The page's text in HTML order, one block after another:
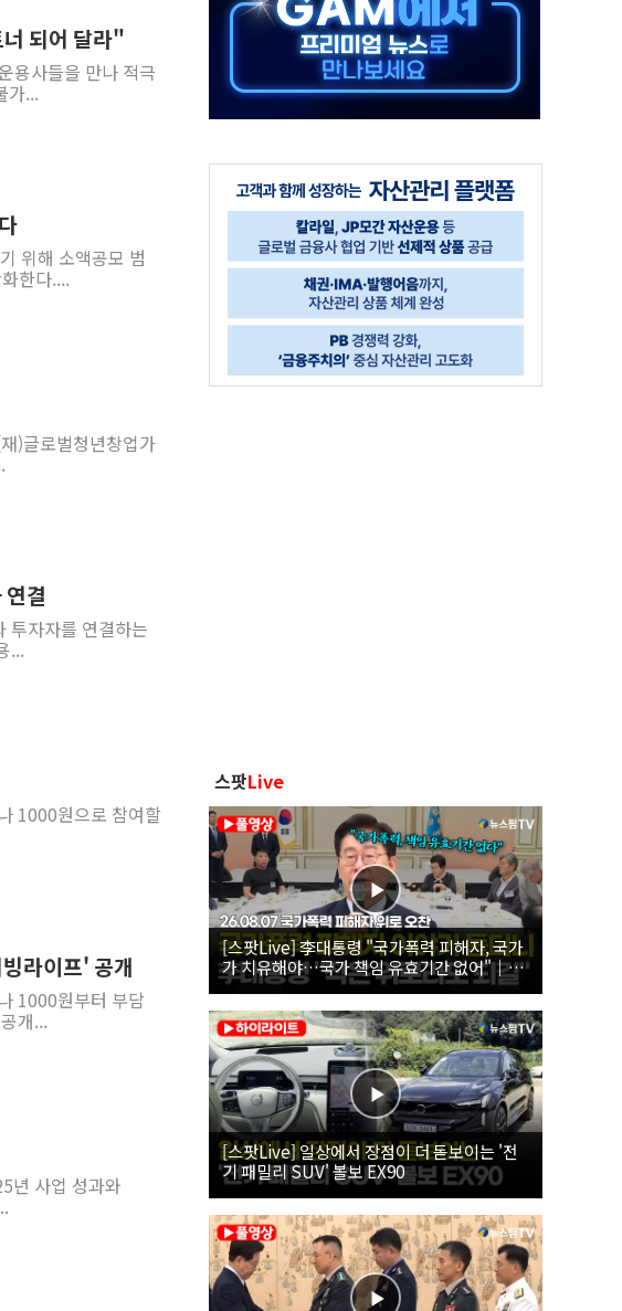
상승에 소폭 하락...금융주 낙폭 커
글 역풍에 "정부정책 아냐" 해명
...경북동해안권 8~9일 최대 100mm 호우
되어 달라"
용사들을 만나 적극
가...
위해 소액공모 범
한다....
)글로벌청년창업가
결
투자자를 연결하는
...
1000원으로 참여할
라이프' 공개
1000원부터 부담
개...
년 사업 성과와
스팟Live
[스팟Live] 李대통령 "국가폭력 피해자, 국가
가 치유해야…국가 책임 유효기간 없어"｜
26.08.07 국가폭력 피해자 위로 오찬
[스팟Live] 일상에서 장점이 더 돋보이는 '전
기 패밀리 SUV' 볼보 EX90